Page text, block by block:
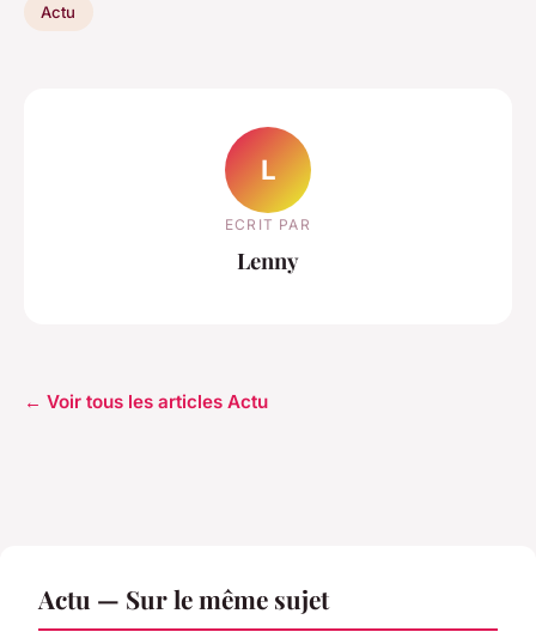
Actu
L
ECRIT PAR
Lenny
← Voir tous les articles Actu
Actu — Sur le même sujet